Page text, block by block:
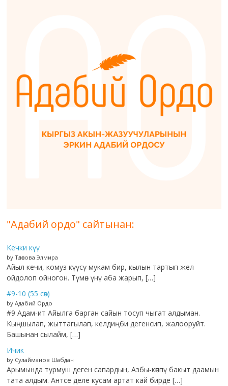
"Адабий ордо" сайтынан:
Кечки күү
by Төлөкова Элмира
Айыл кечи, комуз күүсү мукам бир, кылын тартып жел
ойдолоп ойногон. Түмөн үнү аба жарып, […]
#9-10 (55 сөз)
by Адабий Ордо
#9 Адам-ит Айылга барган сайын тосуп чыгат алдыман.
Кыңшылап, жыттагылап, келдиңби дегенсип, жалооруйт.
Башынан сылайм, […]
Ичик
by Сулайманов Шабдан
Арымында турмуш деген сапардын, Азбы-көппү бакыт даамын
тата алдым. Антсе деле кусам артат кай бирде […]